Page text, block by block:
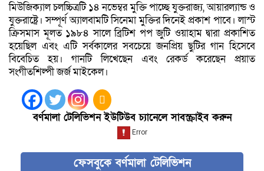
মিউজিক্যাল চলচ্চিত্রটি ১৪ নভেম্বর মুক্তি পাচ্ছে যুক্তরাজ্য, আয়ারল্যান্ড ও
যুক্তরাষ্ট্রে। সম্পূর্ণ অ্যালবামটি সিনেমা মুক্তির দিনেই প্রকাশ পাবে। লাস্ট
ক্রিসমাস মূলত ১৯৮৪ সালে ব্রিটিশ পপ জুটি ওয়াহাম দ্বারা প্রকাশিত
হয়েছিল এবং এটি সর্বকালের সবচেয়ে জনপ্রিয় ছুটির গান হিসেবে
বিবেচিত হয়। গানটি লিখেছেন এবং রেকর্ড করেছেন প্রয়াত
সংগীতশিল্পী জর্জ মাইকেল।
বর্ণমালা টেলিভিশন ইউটিউব চ্যানেলে সাবস্ক্রাইব করুন
ফেসবুকে বর্ণমালা টেলিভিশন